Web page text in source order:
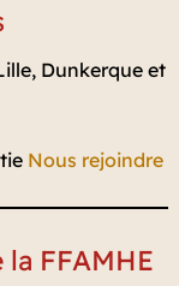
Dunkerque et
Nous rejoindre
FFAMHE